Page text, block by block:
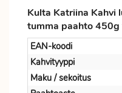
Kulta Katriina Kahvi
tumma paahto
EAN-koodi
Kahvityyppi
Maku / sekoitus